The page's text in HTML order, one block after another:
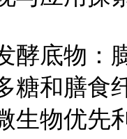
酵底物：
糖和膳食
生物优先